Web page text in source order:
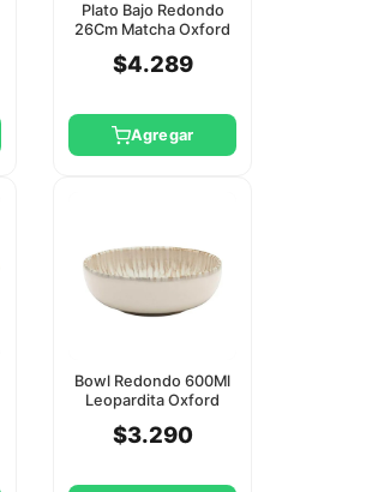
Plato Bajo Redondo
26Cm Matcha Oxford
$4.289
Agregar
Bowl Redondo 600Ml
Leopardita Oxford
$3.290